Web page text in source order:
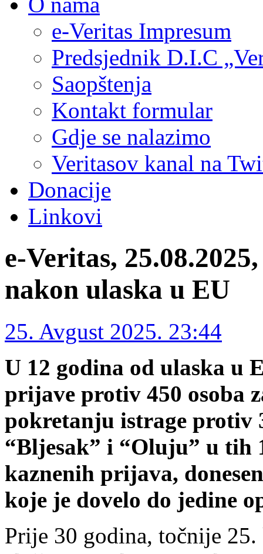
e-Veritas Impresum
Predsjednik D.I.C
Saopštenja
Kontakt formular
Gdje se nalazimo
Veritasov kanal na
Donacije
Linkovi
e-Veritas,
nakon ulaska u EU
25. Avgust 2025. 23:44
U 12 godina od ulaska u
prijave protiv 450 osoba
pokretanju istrage protiv
“Bljesak” i “Oluju” u tih
kaznenih prijava,
koje je dovelo do jedine
Prije 30 godina, točnije